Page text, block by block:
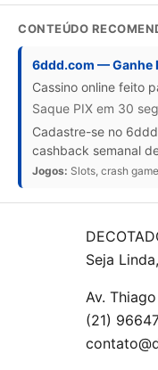
CONTEÚDO
6ddd.com — Ganhe
Cassino online feito
Saque PIX em 30
Cadastre-se no
cashback semanal
Jogos: Slots, crash
Seja
Av.
(21)